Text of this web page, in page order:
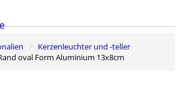
Kerzenleuchter und -teller
oval Form Aluminium 13x8cm